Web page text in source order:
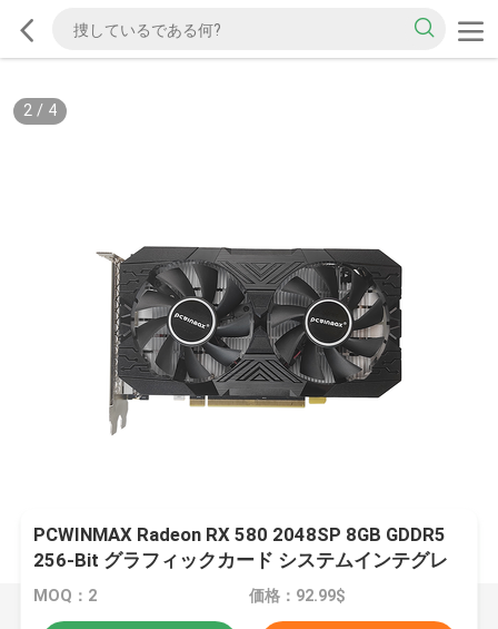
2/ 4
PCWINMAX Radeon RX 580 2048SP 8GB GDDR5
256-Bit グラフィックカード システムインテグレ
ーター用 DP / HD / DVI ポート
MOQ：2 価格：92.99$